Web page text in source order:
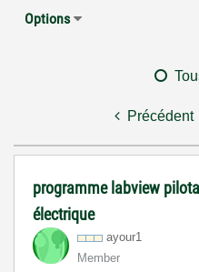
Options
Précédent
programme labview
électrique
ayour1
Member